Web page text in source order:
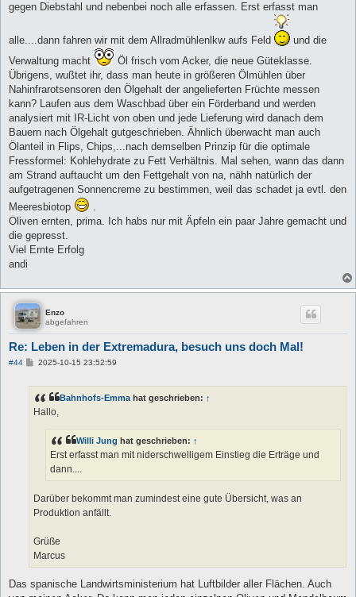
r
gegen Diebstahl und nebenbei noch alle erfassen. Erst erfasst man
alle....dann fahren wir mit dem Allradmühlenlkw aufs Feld
und die
Verwaltung macht
Öl frisch vom Acker, die neue Güteklasse.
Übrigens, wußtet ihr, dass man heute in größeren Ölmühlen über
Nahinfrarotsensoren den Ölgehalt der angelieferten Früchte messen
kann? Laufen aus dem Waschbad über ein Förderband und werden
analysiert mit IR-Licht von oben und jede Lieferung wird danach dem
Bauern nach Ölgehalt gutgeschrieben. Ähnlich überwacht man auch
Ölanteil in Flips, Chips,...nach demselben Prinzip für die optimale
Fressformel: Kohlehydrate zu Fett Verhältnis. Mal sehen, wann das dann
am Strand auftaucht um den Fettgehalt von na, nähh natürlich der
aufgetragenen Sonnencreme zu bestimmen, weil das schadet ja evtl. den
Meeresbiotop
.
Oliven ernten, prima. Ich habs nur mit Äpfeln ein paar Jahre gemacht und
die gepresst.
Viel Ernte Erfolg
andi
Enzo
abgefahren
Re: Leben in der Extremadura, besuch uns doch Mal!
#44
B
r
a
2025-10-15 23:52:59
Bahnhofs-Emma hat geschrieben: ↑
Hallo,
Willi Jung hat geschrieben: ↑
Erst erfasst man mit niderschwelligem Einstieg die Erträge und
dann....
Darüber bekommt man zumindest eine gute Übersicht, was an
Produktion anfällt.
Grüße
Marcus
Das spanische Landwirtsministerium hat Luftbilder aller Flächen. Auch